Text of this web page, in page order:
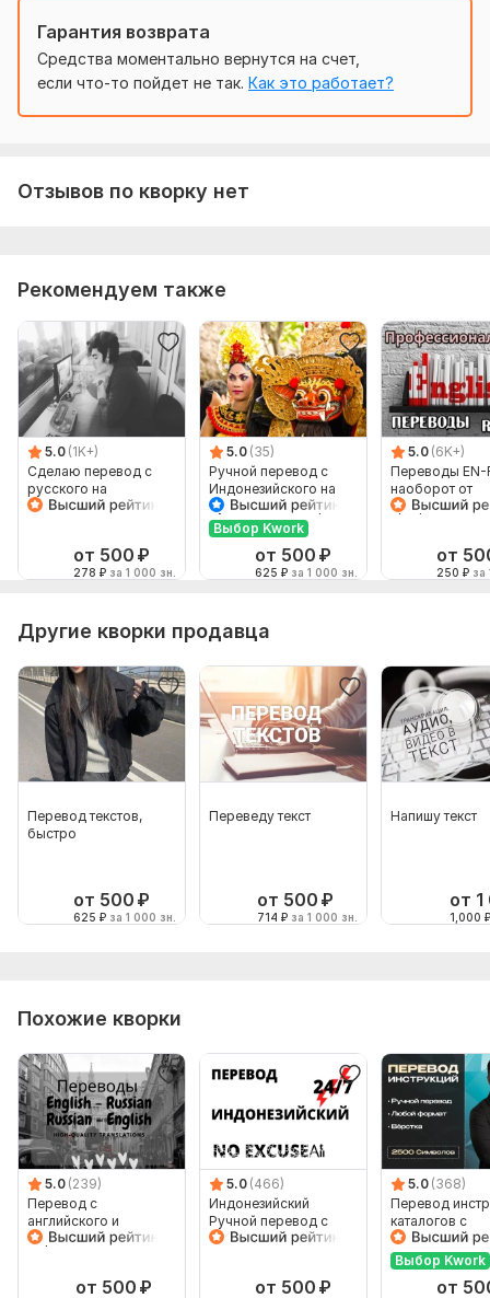
с Русского на Английский
Объем услуги в кворке: 20 минут
Гарантия возврата
Средства моментально вернутся на счет,
если что-то пойдет не так. Как это работает?
Отзывов по кворку нет
Рекомендуем также
5.0 (1K+)
Сделаю перевод с
русского на
английский и
от 500 ₽
278 ₽ за 1 000 зн.
5.0 (35)
Ручной перевод с
Индонезийского на
Русский и наоборот
Выбор Kwork
от 500 ₽
625 ₽ за 1 000 зн.
5.0 (6K+)
Переводы EN-
наоборот от
от
250 ₽ за
Другие кворки продавца
Перевод текстов,
быстро
от 500 ₽
625 ₽ за 1 000 зн.
Переведу текст
от 500 ₽
714 ₽ за 1 000 зн.
Напишу текст
от
1,000 ₽
Похожие кворки
5.0 (239)
Перевод с
английского и
обратно 4000 знаков
от 500 ₽
5.0 (466)
Индонезийский
Ручной перевод с
индонезийского на
от 500 ₽
5.0 (368)
Перевод
каталогов с
Английского на
Русский и
Выбор Kwork
от